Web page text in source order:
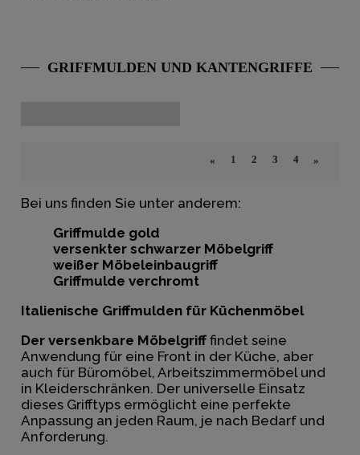
GRIFFMULDEN UND KANTENGRIFFE
« 1 2 3 4 »
Bei uns finden Sie unter anderem:
Griffmulde gold
versenkter schwarzer Möbelgriff
weißer Möbeleinbaugriff
Griffmulde verchromt
Italienische Griffmulden für Küchenmöbel
Der versenkbare Möbelgriff findet seine
Anwendung für eine Front in der Küche, aber
auch für Büromöbel, Arbeitszimmermöbel und
in Kleiderschränken. Der universelle Einsatz
dieses Grifftyps ermöglicht eine perfekte
Anpassung an jeden Raum, je nach Bedarf und
Anforderung.